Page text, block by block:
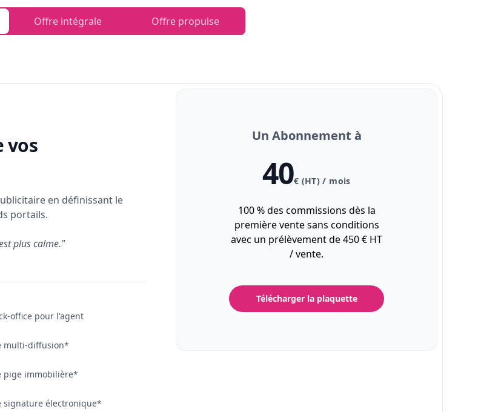
Offre intégrale Offre propulse
vos
en définissant le
portails.
plus calme."
office pour l'agent
multi-diffusion*
pige immobilière*
signature électronique*
Un Abonnement à
40€ (HT) / mois
100 % des commissions dès la
première vente sans conditions
avec un prélèvement de 450 € HT
/ vente.
Télécharger la plaquette